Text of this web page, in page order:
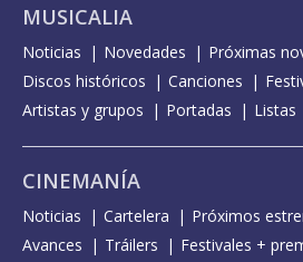
MUSICALIA
Noticias Novedades
Próximas
Discos históricos
Canciones
Artistas y grupos
Portadas Listas
CINEMANÍA
Noticias Cartelera Próximos
Avances
Tráilers
Festivales +